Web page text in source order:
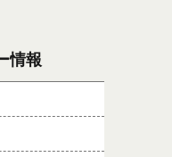
情報